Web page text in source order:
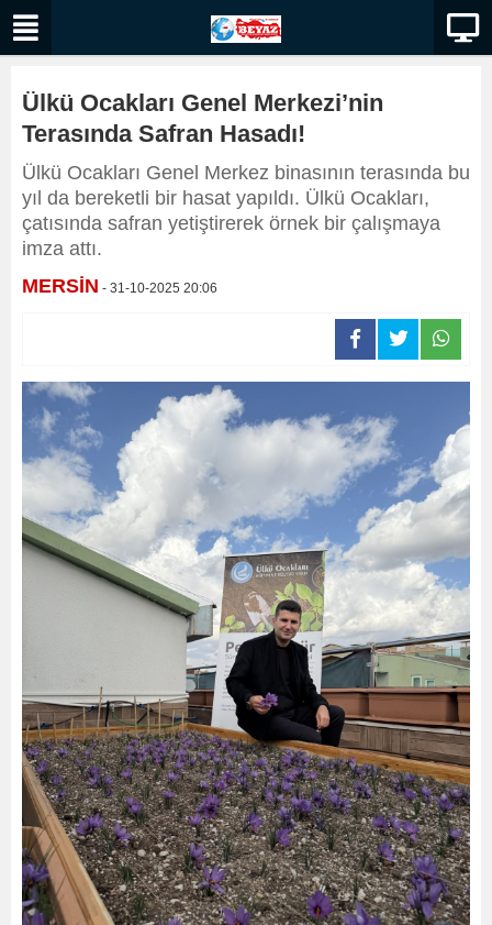
Ülkü Ocakları Genel Merkezi’nin
Terasında Safran Hasadı!
Ülkü Ocakları Genel Merkez binasının terasında bu
yıl da bereketli bir hasat yapıldı. Ülkü Ocakları,
çatısında safran yetiştirerek örnek bir çalışmaya
imza attı.
MERSİN - 31-10-2025 20:06